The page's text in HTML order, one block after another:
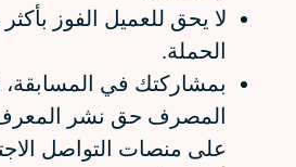
لا يحق للعميل الفوز
الحملة.
بمشاركتك في المسابقة،
المصرف حق نشر
على منصات التواصل